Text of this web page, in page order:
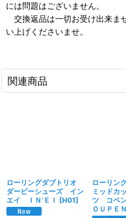
には問題はございません。
交換返品は一切お受け出来ま
い上げくださいませ。
関連商品
ローリングダブトリオ
ダービーシューズ イン
エイ ＩＮ’ＥＩ [H01]
ローリン
ミッドカ
ツ コペ
ＯＵＰＥＮ